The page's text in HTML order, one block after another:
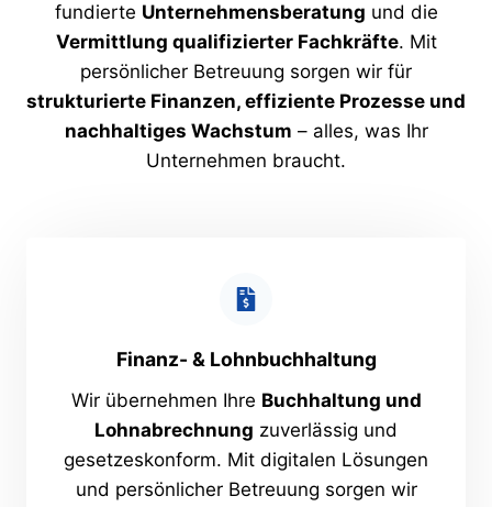
fundierte Unternehmensberatung und die
Vermittlung qualifizierter Fachkräfte. Mit
persönlicher Betreuung sorgen wir für
strukturierte Finanzen, effiziente Prozesse und
nachhaltiges Wachstum – alles, was Ihr
Unternehmen braucht.
Finanz- & Lohnbuchhaltung
Wir übernehmen Ihre Buchhaltung und
Lohnabrechnung zuverlässig und
gesetzeskonform. Mit digitalen Lösungen
und persönlicher Betreuung sorgen wir